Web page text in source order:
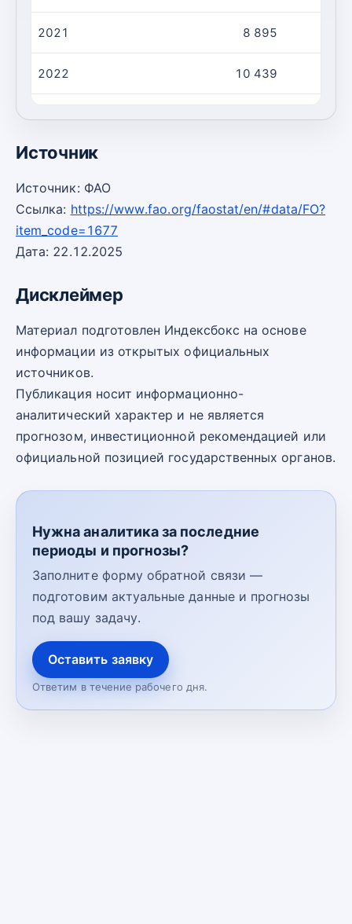
2021 8 895
2022 10 439
Источник
Источник: ФАО
Ссылка: https://www.fao.org/faostat/en/#data/FO?
item_code=1677
Дата: 22.12.2025
Дисклеймер
Материал подготовлен Индексбокс на основе
информации из открытых официальных
источников.
Публикация носит информационно-
аналитический характер и не является
прогнозом, инвестиционной рекомендацией или
официальной позицией государственных органов.
Нужна аналитика за последние
периоды и прогнозы?
Заполните форму обратной связи —
подготовим актуальные данные и прогнозы
под вашу задачу.
Оставить заявку
Ответим в течение рабочего дня.